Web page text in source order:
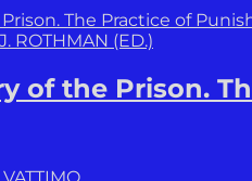
ROTHMAN (ED.)
of the Prison.